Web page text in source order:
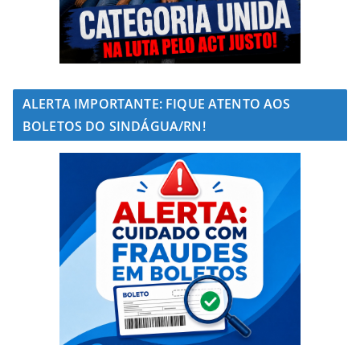
ALERTA IMPORTANTE: FIQUE ATENTO AOS
BOLETOS DO SINDÁGUA/RN!